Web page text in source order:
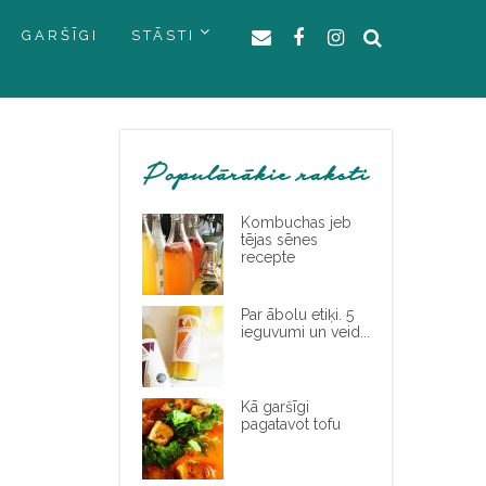
GARŠĪGI STĀSTI
Populārākie raksti
Kombuchas jeb
tējas sēnes
recepte
Par ābolu etiķi. 5
ieguvumi un veid...
Kā garšīgi
pagatavot tofu